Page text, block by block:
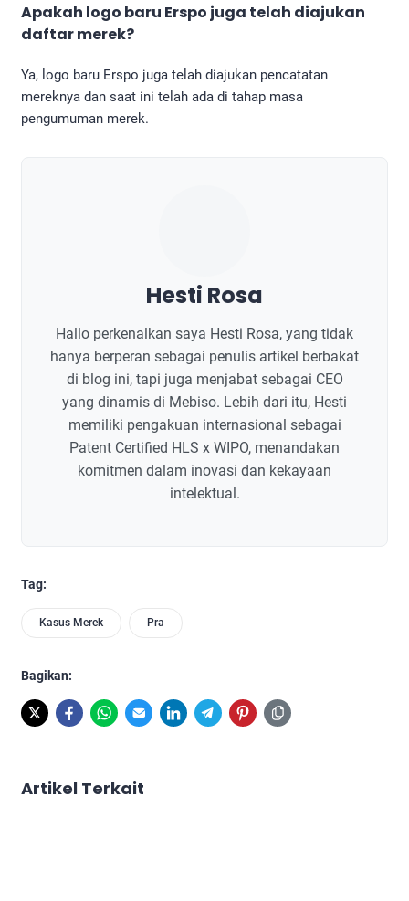
Apakah logo baru Erspo juga telah diajukan
daftar merek?
Ya, logo baru Erspo juga telah diajukan pencatatan
mereknya dan saat ini telah ada di tahap masa
pengumuman merek.
Hesti Rosa
Hallo perkenalkan saya Hesti Rosa, yang tidak
hanya berperan sebagai penulis artikel berbakat
di blog ini, tapi juga menjabat sebagai CEO
yang dinamis di Mebiso. Lebih dari itu, Hesti
memiliki pengakuan internasional sebagai
Patent Certified HLS x WIPO, menandakan
komitmen dalam inovasi dan kekayaan
intelektual.
Tag:
Kasus Merek Pra
Bagikan:
Artikel Terkait